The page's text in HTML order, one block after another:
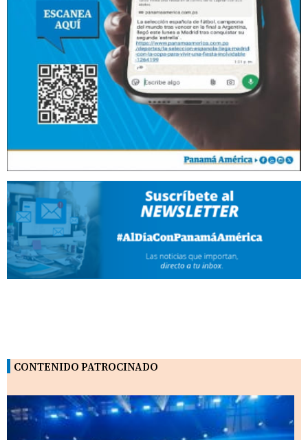
CONTENIDO PATROCINADO